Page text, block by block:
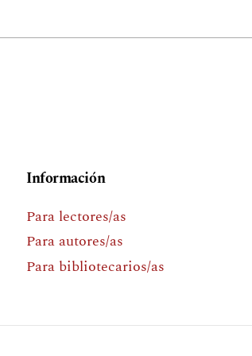
Información
Para lectores/as
Para autores/as
Para bibliotecarios/as